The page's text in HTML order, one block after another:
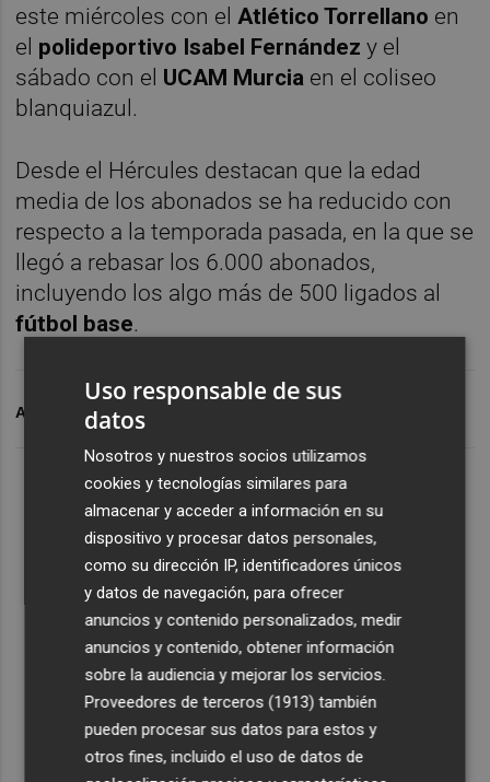
este miércoles con el Atlético Torrellano en
el polideportivo Isabel Fernández y el
sábado con el UCAM Murcia en el coliseo
blanquiazul.
Desde el Hércules destacan que la edad
media de los abonados se ha reducido con
respecto a la temporada pasada, en la que se
llegó a rebasar los 6.000 abonados,
incluyendo los algo más de 500 ligados al
fútbol base.
ARCHIVADO EN HÉRCULES CF
Uso responsable de sus
datos
Nosotros y nuestros socios utilizamos
cookies y tecnologías similares para
almacenar y acceder a información en su
dispositivo y procesar datos personales,
como su dirección IP, identificadores únicos
y datos de navegación, para ofrecer
anuncios y contenido personalizados, medir
anuncios y contenido, obtener información
sobre la audiencia y mejorar los servicios.
Proveedores de terceros (1913) también
pueden procesar sus datos para estos y
otros fines, incluido el uso de datos de